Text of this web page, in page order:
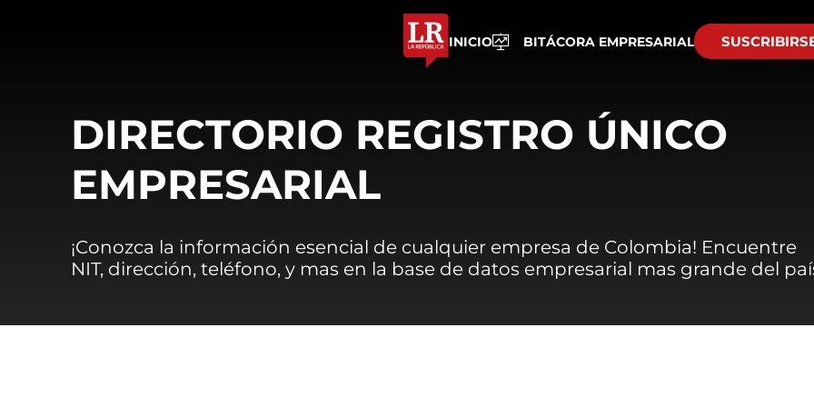
INICIO BITÁCORA EMPRESARIAL
DIRECTORIO REGISTRO ÚNICO
EMPRESARIAL
¡Conozca la información esencial de cualquier empresa de Colombia! Encuentre
NIT, dirección, teléfono, y mas en la base de datos empresarial mas grande del